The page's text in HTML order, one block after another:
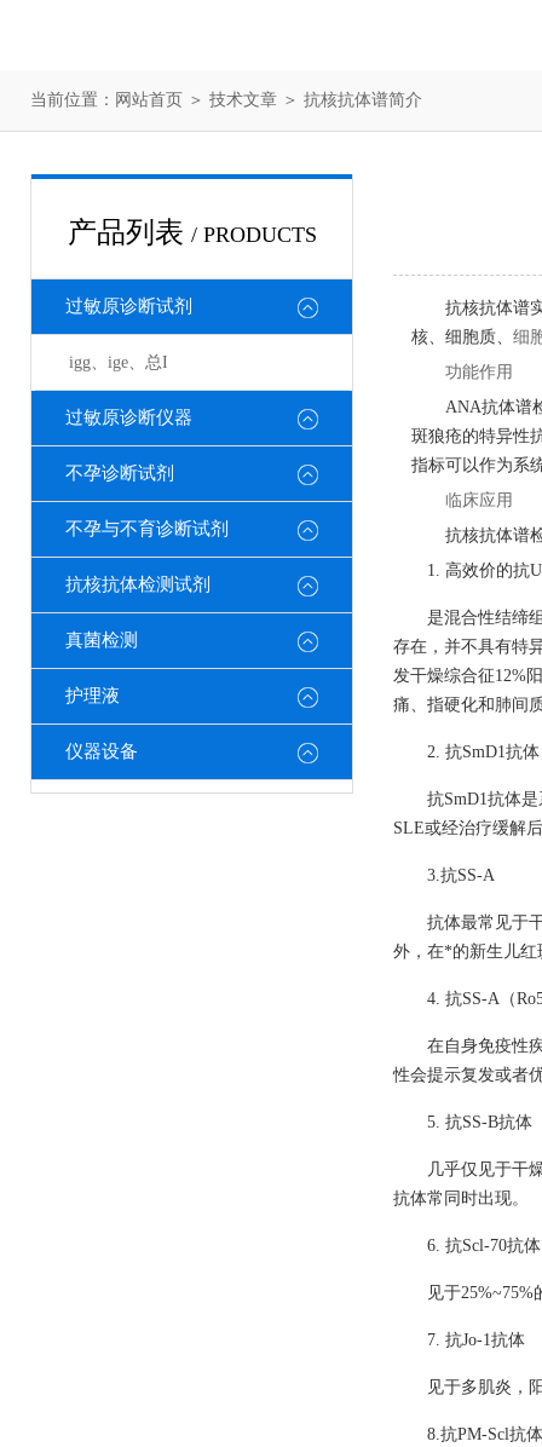
当前位置： 网站首页 ＞ 技术文章 ＞ 抗核抗体谱简介
产品列表 / PRODUCTS
过敏原诊断试剂
igg、ige、总I
过敏原诊断仪器
不孕诊断试剂
不孕与不育诊断试剂
抗核抗体检测试剂
真菌检测
护理液
仪器设备
抗核抗体谱
核、细胞质、 细
功能作用
ANA抗体谱
斑狼疮的特异性
指标可以作为系
临床应用
抗核抗体谱
1. 高效价的抗
是混合性结缔
存在，并不具有特
发干燥综合征12%
痛、指硬化和肺间
2. 抗SmD1抗体
抗SmD1抗体
SLE或经治疗缓解
3.抗SS-A
抗体最常见于
外，在*的新生儿红
4. 抗SS-A（
在自身免疫性
性会提示复发或者
5. 抗SS-B抗体
几乎仅见于干
抗体常同时出现。
6. 抗Scl-70抗体
见于
7. 抗Jo-1抗体
见于多肌炎，
8.抗PM-Scl抗体